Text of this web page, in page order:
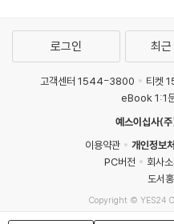
로그인 최근
고객센터 1544-3800 티켓
eBook 1:1
예스이십사(
이용약관
개인정보
PC버전
회사
도서
Copyright © YES24